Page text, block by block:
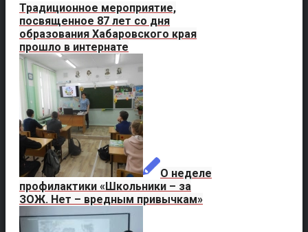
Традиционное мероприятие,
посвященное 87 лет со дня
образования Хабаровского края
прошло в интернате
О неделе
профилактики «Школьники – за
ЗОЖ. Нет – вредным привычкам»